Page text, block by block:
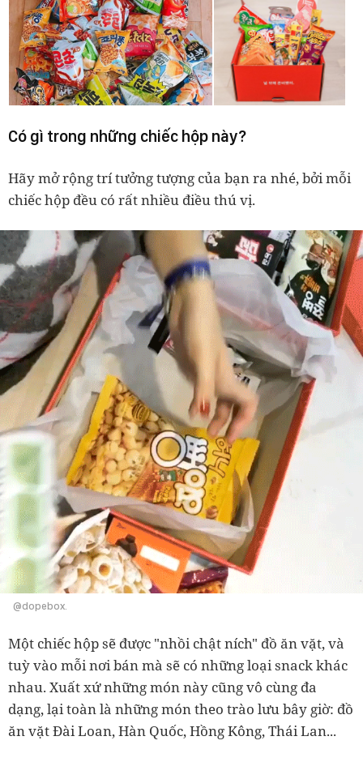
Có gì trong những chiếc hộp này?
Hãy mở rộng trí tưởng tượng của bạn ra nhé, bởi mỗi
chiếc hộp đều có rất nhiều điều thú vị.
@dopebox.
Một chiếc hộp sẽ được "nhồi chật ních" đồ ăn vặt, và
tuỳ vào mỗi nơi bán mà sẽ có những loại snack khác
nhau. Xuất xứ những món này cũng vô cùng đa
dạng, lại toàn là những món theo trào lưu bây giờ: đồ
ăn vặt Đài Loan, Hàn Quốc, Hồng Kông, Thái Lan...